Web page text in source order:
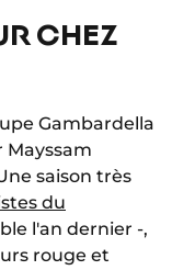
CHEZ
Gambardella
saison très
du
l'an dernier -,
rouge et